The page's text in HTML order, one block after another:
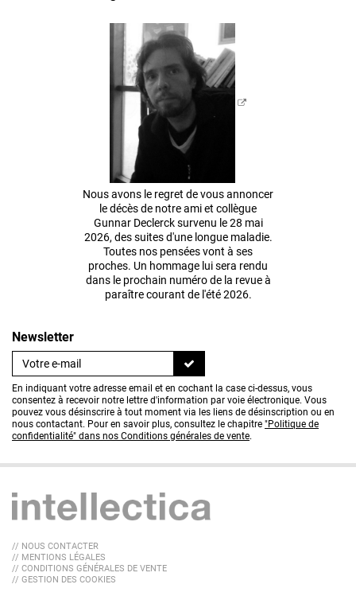
Nous avons le regret de vous annoncer
le décès de notre ami et collègue
Gunnar Declerck survenu le 28 mai
2026, des suites d'une longue maladie.
Toutes nos pensées vont à ses
proches. Un hommage lui sera rendu
dans le prochain numéro de la revue à
paraître courant de l'été 2026.
Newsletter
En indiquant votre adresse email et en cochant la case ci-dessus, vous
consentez à recevoir notre lettre d'information par voie électronique. Vous
pouvez vous désinscrire à tout moment via les liens de désinscription ou en
nous contactant. Pour en savoir plus, consultez le chapitre "Politique de
confidentialité" dans nos Conditions générales de vente.
// NOUS CONTACTER
// MENTIONS LÉGALES
// CONDITIONS GÉNÉRALES DE VENTE
// GESTION DES COOKIES